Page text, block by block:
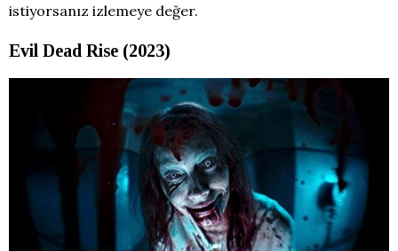
istiyorsanız izlemeye değer.
Evil Dead Rise (2023)